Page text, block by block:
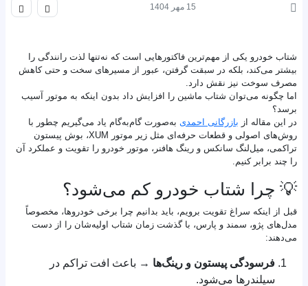
15 مهر 1404
شتاب خودرو یکی از مهم‌ترین فاکتورهایی است که نه‌تنها لذت رانندگی را
بیشتر می‌کند، بلکه در سبقت گرفتن، عبور از مسیرهای سخت و حتی کاهش
مصرف سوخت نیز نقش دارد.
اما چگونه می‌توان شتاب ماشین را افزایش داد بدون اینکه به موتور آسیب
برسد؟
در این مقاله از بازرگانی احمدی به‌صورت گام‌به‌گام یاد می‌گیریم چطور با
روش‌های اصولی و قطعات حرفه‌ای مثل زیر موتور XUM، بوش پیستون
تراکمی، میل‌لنگ سانکس و رینگ هافنر، موتور خودرو را تقویت و عملکرد آن
را چند برابر کنیم.
💡 چرا شتاب خودرو کم می‌شود؟
قبل از اینکه سراغ تقویت برویم، باید بدانیم چرا برخی خودروها، مخصوصاً
مدل‌های پژو، سمند و پارس، با گذشت زمان شتاب اولیه‌شان را از دست
می‌دهند:
فرسودگی پیستون و رینگ‌ها → باعث افت تراکم در
سیلندرها می‌شود.